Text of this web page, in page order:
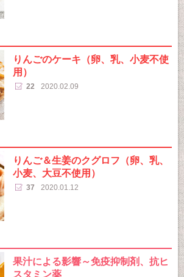
りんごのケーキ（卵、乳、小麦不使
用）
22 2020.02.09
りんご＆生姜のクグロフ（卵、乳、
小麦、大豆不使用）
37 2020.01.12
果汁による影響～免疫抑制剤、抗ヒ
スタミン薬